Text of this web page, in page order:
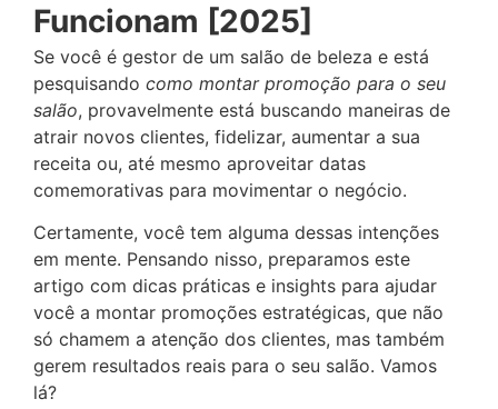
Funcionam [2025]
Se você é gestor de um salão de beleza e está
pesquisando como montar promoção para o seu
salão, provavelmente está buscando maneiras de
atrair novos clientes, fidelizar, aumentar a sua
receita ou, até mesmo aproveitar datas
comemorativas para movimentar o negócio.
Certamente, você tem alguma dessas intenções
em mente. Pensando nisso, preparamos este
artigo com dicas práticas e insights para ajudar
você a montar promoções estratégicas, que não
só chamem a atenção dos clientes, mas também
gerem resultados reais para o seu salão. Vamos
lá?